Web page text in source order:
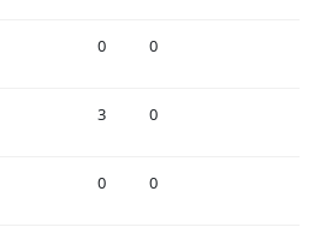
0 0
3 0
0 0